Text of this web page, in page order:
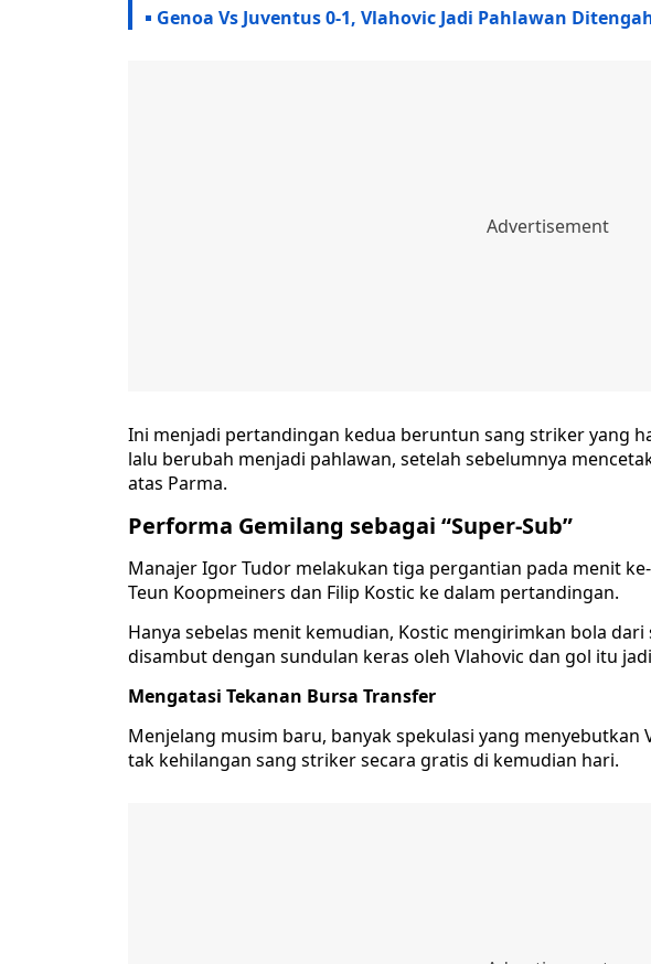
Genoa Vs Juventus 0-1, Vlahovic Jadi Pahlawan
Ini menjadi pertandingan kedua beruntun sang striker yang
lalu berubah menjadi pahlawan, setelah sebelumnya
atas Parma.
Performa Gemilang sebagai “Super-Sub”
Manajer Igor Tudor melakukan tiga pergantian pada menit
Teun Koopmeiners dan Filip Kostic ke dalam pertandingan.
Hanya sebelas menit kemudian, Kostic mengirimkan bola
disambut dengan sundulan keras oleh Vlahovic dan gol itu
Mengatasi Tekanan Bursa Transfer
Menjelang musim baru, banyak spekulasi yang menyebutkan
tak kehilangan sang striker secara gratis di kemudian hari.